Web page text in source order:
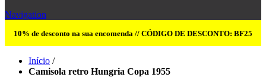
Navigation
10% de desconto na sua encomenda // CÓDIGO DE DESCONTO: BF25
Início /
Camisola retro Hungria Copa 1955